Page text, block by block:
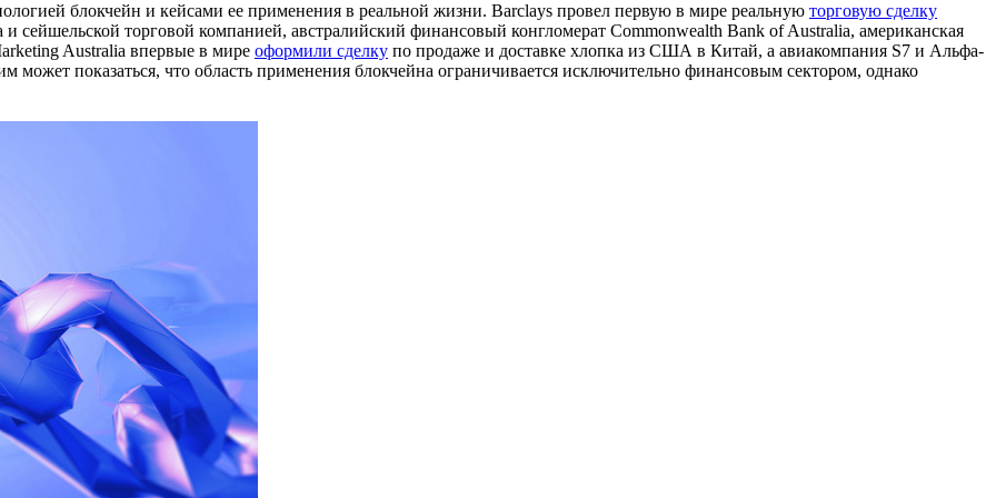
блокчейн и кейсами ее применения в реальной жизни. Barclays провел первую в мире реальную торговую сделку
торговой компанией, австралийский финансовый конгломерат Commonwealth Bank of Australia, американская
Australia впервые в мире оформили сделку по продаже и доставке хлопка из США в Китай, а авиакомпания S7 и Альфа-
может показаться, что область применения блокчейна ограничивается исключительно финансовым сектором, однако